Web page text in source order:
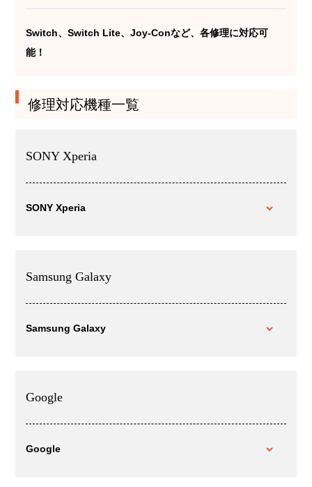
Switch、Switch Lite、Joy-Conなど、各修理に対応可
能！
修理対応機種一覧
SONY Xperia
SONY Xperia
Samsung Galaxy
Samsung Galaxy
Google
Google